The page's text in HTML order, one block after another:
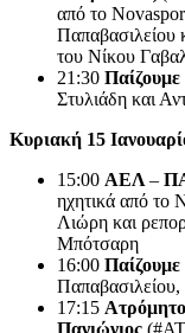
από το
Παπαβασιλείου
του Νίκου
21:30
Στυλιάδη και
Κυριακή 15
15:00 ΑΕΛ –
ηχητικά από το
Λιώρη και
Μπότσαρη
16:00
Παπαβασιλείου,
17:15
Πανιώνιος